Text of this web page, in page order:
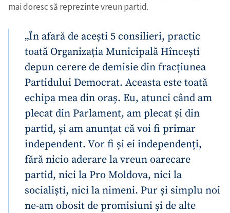
mai doresc să reprezinte vreun partid.
„În afară de acești 5 consilieri, practic
toată Organizația Municipală Hîncești
depun cerere de demisie din fracțiunea
Partidului Democrat. Aceasta este toată
echipa mea din oraș. Eu, atunci când am
plecat din Parlament, am plecat și din
partid, și am anunțat că voi fi primar
independent. Vor fi și ei independenți,
fără nicio aderare la vreun oarecare
partid, nici la Pro Moldova, nici la
socialiști, nici la nimeni. Pur și simplu noi
ne-am obosit de promisiuni și de alte